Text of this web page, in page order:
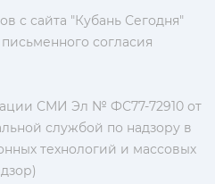
с сайта "Кубань Сегодня"
согласия
СМИ Эл № ФС77-72910 от
службой по надзору в
технологий и массовых